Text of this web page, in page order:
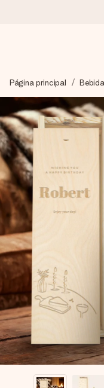
Preparamos tu
para que lo
importa.
4,5 (basado en
Nuestros regalos
Google Reviews.
Tarjeta de
Crea algo único en
un mensaje que
todo el amor para el
Página principal